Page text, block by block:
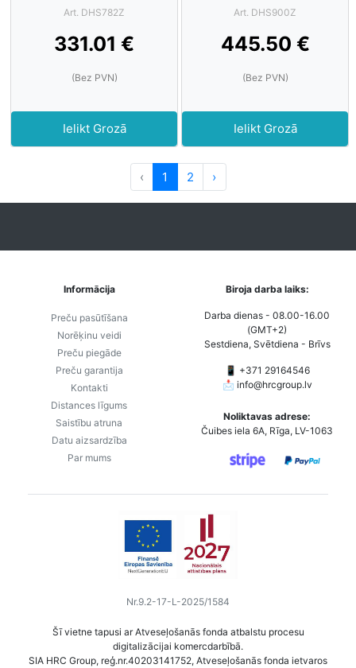
Art. DHS782Z
331.01 €
(Bez PVN)
Ielikt Grozā
Art. DHS900Z
445.50 €
(Bez PVN)
Ielikt Grozā
‹ 1 2 ›
Informācija
Preču pasūtīšana
Norēķinu veidi
Preču piegāde
Preču garantija
Kontakti
Distances līgums
Saistību atruna
Datu aizsardzība
Par mums
Biroja darba laiks:
Darba dienas - 08.00-16.00
(GMT+2)
Sestdiena, Svētdiena - Brīvs
📱 +371 29164546
📩 info@hrcgroup.lv
Noliktavas adrese:
Čuibes iela 6A, Rīga, LV-1063
Nr.9.2-17-L-2025/1584
Šī vietne tapusi ar Atveseļošanās fonda atbalstu procesu
digitalizācijai komercdarbībā.
SIA HRC Group, reģ.nr.40203141752, Atveseļošanās fonda ietvaros